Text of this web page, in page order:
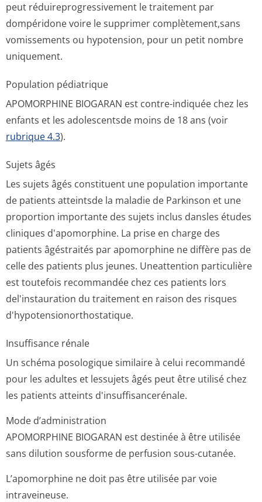
peut réduireprogres­sivement le traitement par
dompéridone voire le supprimer complètement,sans
vomissements ou hypotension, pour un petit nombre
uniquement.
Population pédiatrique
APOMORPHINE BIOGARAN est contre-indiquée chez les
enfants et les adolescentsde moins de 18 ans (voir
rubrique 4.3).
Sujets âgés
Les sujets âgés constituent une population importante
de patients atteintsde la maladie de Parkinson et une
proportion importante des sujets inclus dansles études
cliniques d'apomorphine. La prise en charge des
patients âgéstraités par apomorphine ne diffère pas de
celle des patients plus jeunes. Uneattention particulière
est toutefois recommandée chez ces patients lors
del'instauration du traitement en raison des risques
d'hypotensionor­thostatique.
Insuffisance rénale
Un schéma posologique similaire à celui recommandé
pour les adultes et lessujets âgés peut être utilisé chez
les patients atteints d'insuffisance­rénale.
Mode d’administration
APOMORPHINE BIOGARAN est destinée à être utilisée
sans dilution sousforme de perfusion sous-cutanée.
L’apomorphine ne doit pas être utilisée par voie
intraveineuse.